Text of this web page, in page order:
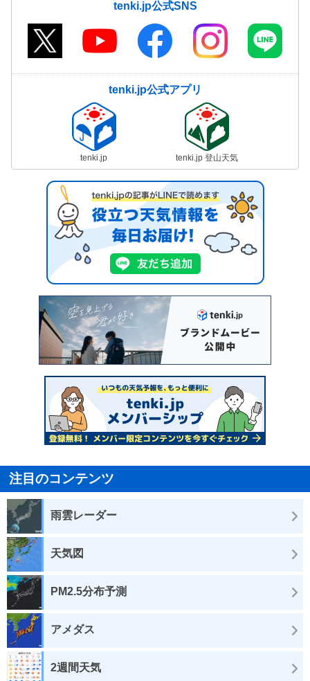
tenki.jp公式SNS
tenki.jp公式アプリ
tenki.jp tenki.jp 登山天気
注目のコンテンツ
雨雲レーダー
天気図
PM2.5分布予測
アメダス
2週間天気